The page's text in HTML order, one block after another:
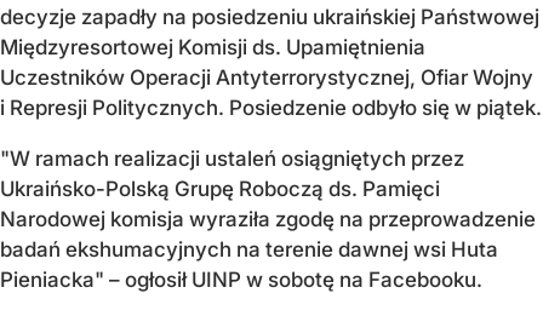
decyzje zapadły na posiedzeniu ukraińskiej Państwowej
Międzyresortowej Komisji ds. Upamiętnienia
Uczestników Operacji Antyterrorystycznej, Ofiar Wojny
i Represji Politycznych. Posiedzenie odbyło się w piątek.
"W ramach realizacji ustaleń osiągniętych przez
Ukraińsko-Polską Grupę Roboczą ds. Pamięci
Narodowej komisja wyraziła zgodę na przeprowadzenie
badań ekshumacyjnych na terenie dawnej wsi Huta
Pieniacka" – ogłosił UINP w sobotę na Facebooku.